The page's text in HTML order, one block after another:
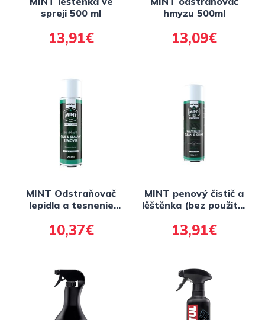
spreji 500 ml
13,91€
hmyzu 500ml
13,09€
MINT Odstraňovač
lepidla a tesnenie
10,37€
MINT penový čistič a
lěštěnka (bez použitie
13,91€